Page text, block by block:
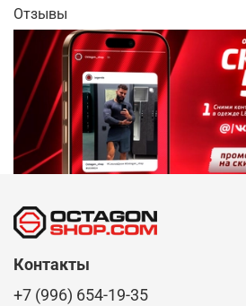
Отзывы
Контакты
+7 (996) 654-19-35